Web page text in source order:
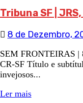
Tribuna SF |
8 de Dezembro,
SEM FRONTEIRAS |
CR-SF Título e
invejosos...
Ler mais